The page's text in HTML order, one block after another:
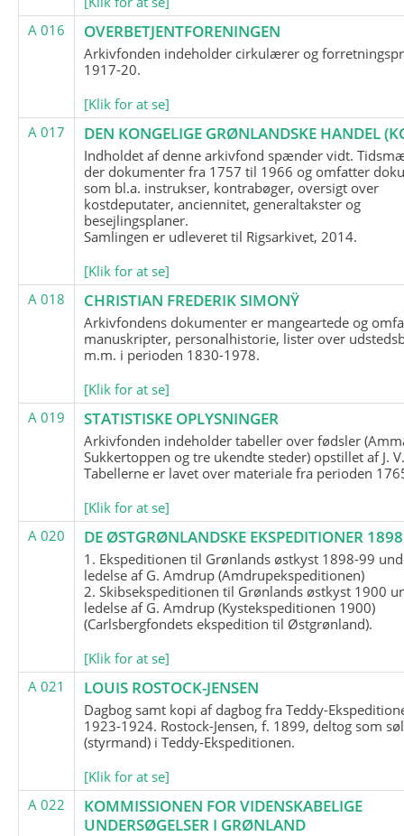
A 016
OVERBETJENTFORENINGEN
Arkivfonden indeholder cirkulærer og
1917-20.
[Klik for at se]
A 017
DEN KONGELIGE GRØNLANDSKE HANDEL
Indholdet af denne arkivfond spænder vidt.
der dokumenter fra 1757 til 1966 og omfatter
som bl.a. instrukser, kontrabøger, oversigt over
kostdeputater, anciennitet, generaltakster og
besejlingsplaner.
Samlingen er udleveret til Rigsarkivet, 2014.
[Klik for at se]
A 018
CHRISTIAN FREDERIK SIMONŸ
Arkivfondens dokumenter er mangeartede og
manuskripter, personalhistorie, lister over
m.m. i perioden 1830-1978.
[Klik for at se]
A 019
STATISTISKE OPLYSNINGER
Arkivfonden indeholder tabeller over fødsler
Sukkertoppen og tre ukendte steder) opstillet af J.
Tabellerne er lavet over materiale fra perioden
[Klik for at se]
A 020
DE ØSTGRØNLANDSKE EKSPEDITIONER
1. Ekspeditionen til Grønlands østkyst 1898-99
ledelse af G. Amdrup (Amdrupekspeditionen)
2. Skibsekspeditionen til Grønlands østkyst 1900
ledelse af G. Amdrup (Kystekspeditionen 1900)
(Carlsbergfondets ekspedition til Østgrønland).
[Klik for at se]
A 021
LOUIS ROSTOCK-JENSEN
Dagbog samt kopi af dagbog fra Teddy-
1923-1924. Rostock-Jensen, f. 1899, deltog som
(styrmand) i Teddy-Ekspeditionen.
[Klik for at se]
A 022
KOMMISSIONEN FOR VIDENSKABELIGE
UNDERSØGELSER I GRØNLAND